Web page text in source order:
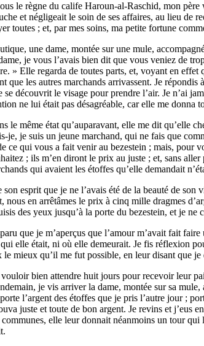
le règne du calife Haroun-al-Raschid, mon
et négligeait le soin de ses affaires, au lieu de
toutes ; et, par mes soins, ma petite fortune
une dame, montée sur une mule,
je vous l’avais bien dit que vous veniez de
» Elle regarda de toutes parts, et, voyant en
que les autres marchands arrivassent. Je
découvrit le visage pour prendre l’air. Je n’ai
ne lui était pas désagréable, car elle me donna
le même état qu’auparavant, elle me dit qu’elle
je, je suis un jeune marchand, qui ne fais que
ce qui vous a fait venir au bezestein ; mais, pour
; ils m’en diront le prix au juste ; et, sans
qui avaient les étoffes qu’elle demandait
son esprit que je ne l’avais été de la beauté de
en arrêtâmes le prix à cinq mille dragmes
des yeux jusqu’à la porte du bezestein, et je ne
que je m’aperçus que l’amour m’avait fait
elle était, ni où elle demeurait. Je fis réflexion
le mieux qu’il me fut possible, en leur disant que
vouloir bien attendre huit jours pour recevoir leur
je vis arriver la dame, montée sur sa
l’argent des étoffes que je pris l’autre jour ;
juste et toute de bon argent. Je revins et j’eus
communes, elle leur donnait néanmoins un tour